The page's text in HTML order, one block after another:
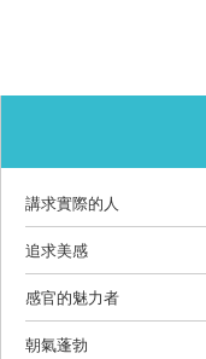
講求實際的人
追求美感
感官的魅力者
朝氣蓬勃